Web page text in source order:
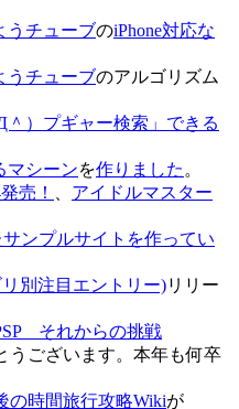
うチューブのiPhone対応な
うチューブのアルゴリズム
＾）プギャー検索」できる
マシーンを作りました 。
売！
アイドルマスター
ンプルサイトを作ってい
別注目エントリー)リリー
それからの挑戦
うございます。本年も何卒
の時間旅行攻略Wikiが